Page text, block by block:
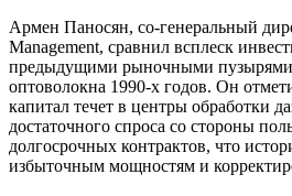
Армен Паносян, со-генеральный
Management, сравнил всплеск
предыдущими рыночными
оптоволокна 1990-х годов. Он
капитал течет в центры обработки
достаточного спроса со стороны
долгосрочных контрактов, что
избыточным мощностям и